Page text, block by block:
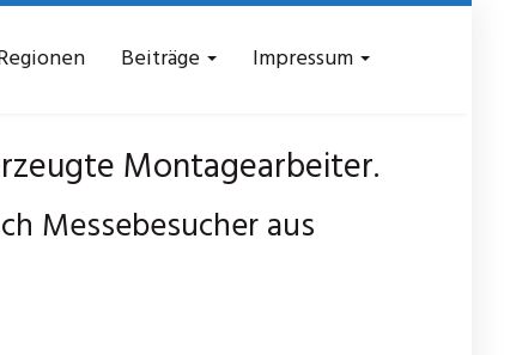
Beiträge Impressum
Montagearbeiter.
Messebesucher aus